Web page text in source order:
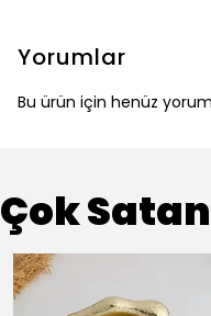
Yorumlar
Bu ürün için henüz
Çok